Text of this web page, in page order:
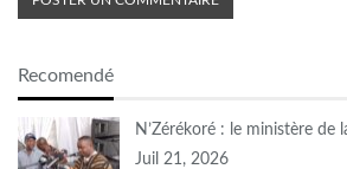
Recomendé
N’Zérékoré : le ministère de
Juil 21, 2026